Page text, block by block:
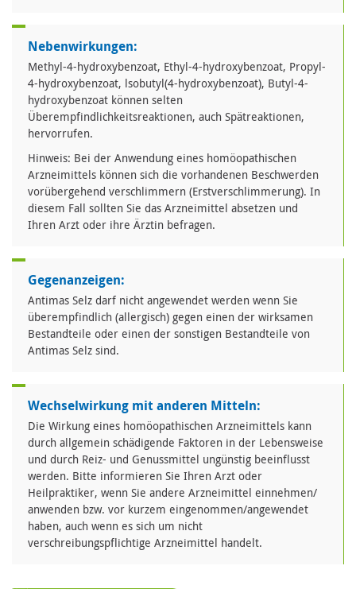
Nebenwirkungen:
Methyl-4-hydroxybenzoat, Ethyl-4-hydroxybenzoat, Propyl-
4-hydroxybenzoat, lsobutyl(4-hydroxybenzoat), Butyl-4-
hydroxybenzoat können selten
Überempfindlichkeitsreaktionen, auch Spätreaktionen,
hervorrufen.
Hinweis: Bei der Anwendung eines homöopathischen
Arzneimittels können sich die vorhandenen Beschwerden
vorübergehend verschlimmern (Erstverschlimmerung). In
diesem Fall sollten Sie das Arzneimittel absetzen und
Ihren Arzt oder ihre Ärztin befragen.
Gegenanzeigen:
Antimas Selz darf nicht angewendet werden wenn Sie
überempfindlich (allergisch) gegen einen der wirksamen
Bestandteile oder einen der sonstigen Bestandteile von
Antimas Selz sind.
Wechselwirkung mit anderen Mitteln:
Die Wirkung eines homöopathischen Arzneimittels kann
durch allgemein schädigende Faktoren in der Lebensweise
und durch Reiz- und Genussmittel ungünstig beeinflusst
werden. Bitte informieren Sie Ihren Arzt oder
Heilpraktiker, wenn Sie andere Arzneimittel einnehmen/
anwenden bzw. vor kurzem eingenommen/angewendet
haben, auch wenn es sich um nicht
verschreibungspflichtige Arzneimittel handelt.